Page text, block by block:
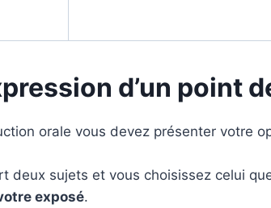
d’un point
orale vous devez présenter votre
deux sujets et vous choisissez celui
exposé.